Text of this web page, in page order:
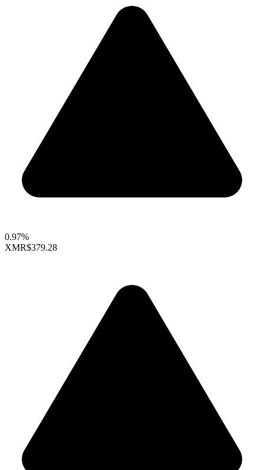
0.97%
XMR$379.28